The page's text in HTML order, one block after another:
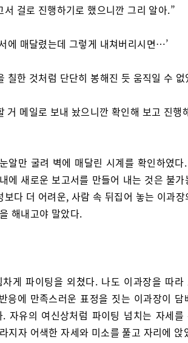
걸로 진행하기로 했으니깐 그리 알아.”
에 매달렸는데 그렇게 내쳐버리시면…’
칠한 것처럼 단단히 봉해진 듯 움직일 수 없
거 메일로 보내 놨으니깐 확인해 보고 진행
알만 굴려 벽에 매달린 시계를 확인하였다
에 새로운 보고서를 만들어 내는 것은 불가
다 더 어려운, 사람 속 뒤집어 놓는 이과장
해내고야 말았다.
게 파이팅을 외쳤다. 나도 이과장을 따라
응에 만족스러운 표정을 짓는 이과장이 담
자유의 여신상처럼 파이팅 넘치는 자세를
지자 어색한 자세와 미소를 풀고 자리에 앉